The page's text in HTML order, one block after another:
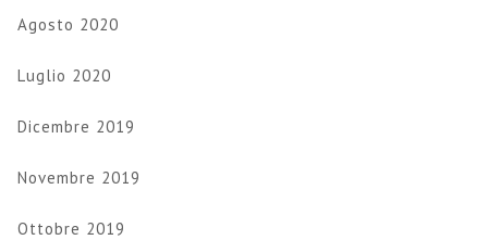
Agosto 2020
Luglio 2020
Dicembre 2019
Novembre 2019
Ottobre 2019